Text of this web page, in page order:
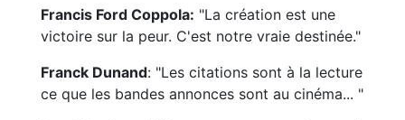
Francis Ford Coppola: "La création est une
victoire sur la peur. C'est notre vraie destinée."
Franck Dunand: "Les citations sont à la lecture
ce que les bandes annonces sont au cinéma... "